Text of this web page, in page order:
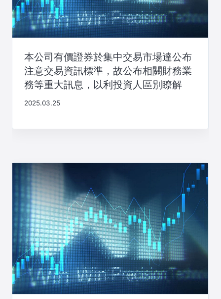
本公司有價證券於集中交易市場達公布
注意交易資訊標準，故公布相關財務業
務等重大訊息，以利投資人區別瞭解
2025.03.25